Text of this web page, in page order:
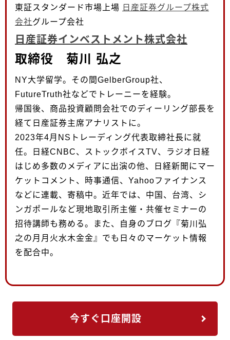
東証スタンダード市場上場 日産証券グループ株式
会社グループ会社
日産証券インベストメント株式会社
取締役 菊川 弘之
NY大学留学。その間GelberGroup社、
FutureTruth社などでトレーニーを経験。
帰国後、商品投資顧問会社でのディーリング部長を
経て日産証券主席アナリストに。
2023年4月NSトレーディング代表取締社長に就
任。日経CNBC、ストックボイスTV、ラジオ日経
はじめ多数のメディアに出演の他、日経新聞にマー
ケットコメント、時事通信、Yahooファイナンス
などに連載、寄稿中。近年では、中国、台湾、シ
ンガポールなど現地取引所主催・共催セミナーの
招待講師も務める。また、自身のブログ『菊川弘
之の月月火水木金金』でも日々のマーケット情報
を配合中。
今すぐ口座開設